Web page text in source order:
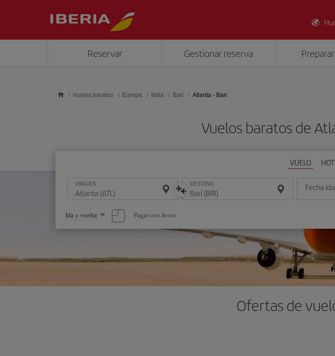
Reservar Gestionar reserva
Vuelos baratos Europa Italia Bari Atlanta - Bari
Vuelos baratos de
VUELO
ORIGEN DESTINO Fecha ida
Introduce la
Seleccione
una
opción
Ida y vuelta Pagar con Avios
Ofertas de